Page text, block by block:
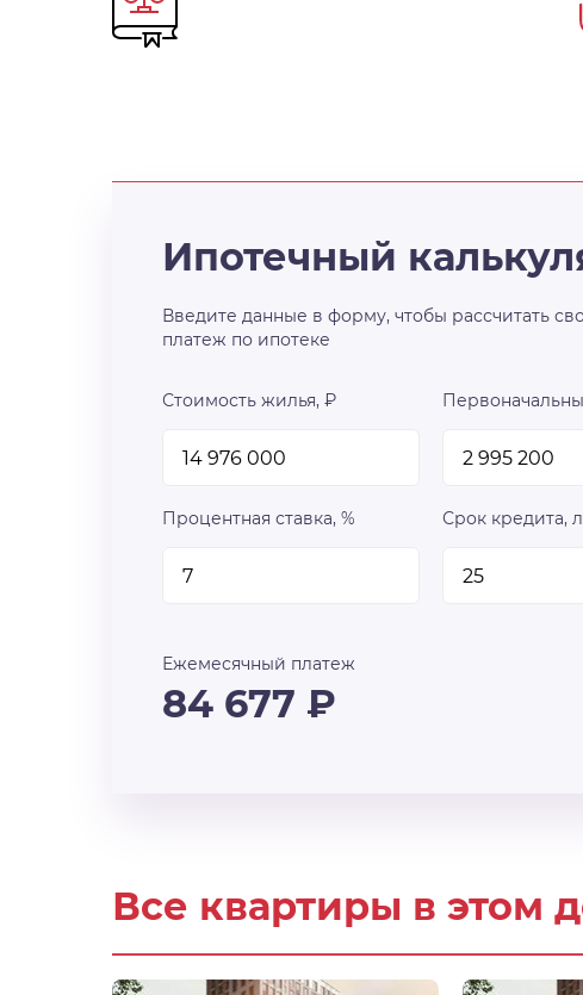
Ипотечный
Введите данные в форму, чтобы рассчитать
платеж по ипотеке
Стоимость жилья, ₽
Процентная ставка, % Срок кредита,
Ежемесячный платеж
84 677 ₽
Все квартиры в этом